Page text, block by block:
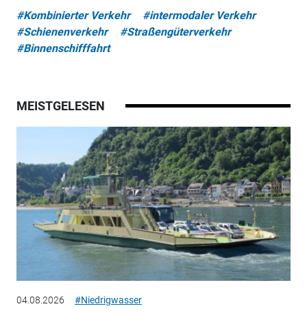
#Kombinierter Verkehr
#intermodaler Verkehr
#Schienenverkehr
#Straßengüterverkehr
#Binnenschifffahrt
MEISTGELESEN
04.08.2026 #Niedrigwasser